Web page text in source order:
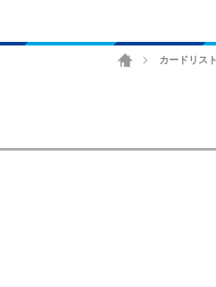
ホームカードリスト